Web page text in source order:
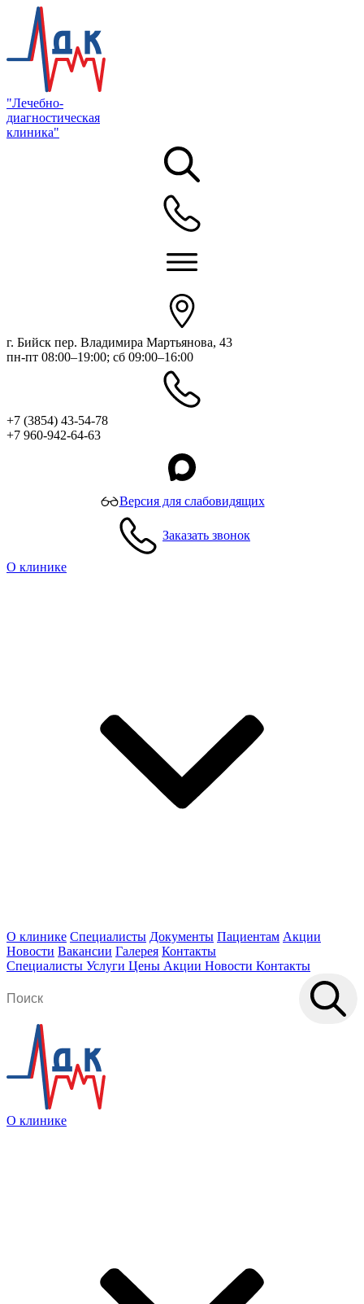
"Лечебно-
диагностическая
клиника"
г. Бийск пер. Владимира Мартьянова, 43
пн-пт 08:00–19:00; сб 09:00–16:00
+7 (3854) 43-54-78
+7 960-942-64-63
Версия для слабовидящих
Заказать звонок
О клинике
О клинике Специалисты Документы Пациентам Акции
Новости Вакансии Галерея Контакты
Специалисты Услуги Цены Акции Новости Контакты
О клинике